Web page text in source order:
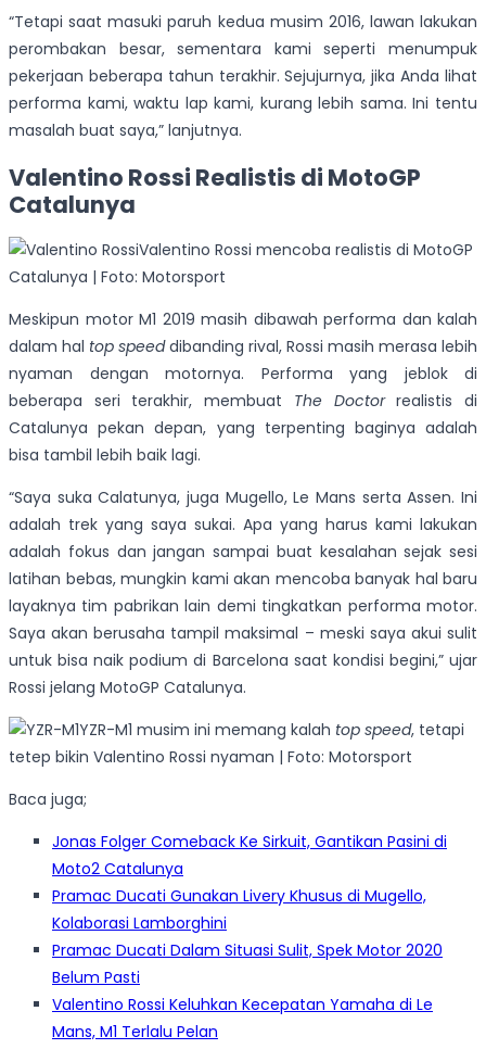
“Tetapi saat masuki paruh kedua musim 2016, lawan lakukan
perombakan besar, sementara kami seperti menumpuk
pekerjaan beberapa tahun terakhir. Sejujurnya, jika Anda lihat
performa kami, waktu lap kami, kurang lebih sama. Ini tentu
masalah buat saya,” lanjutnya.
Valentino Rossi Realistis di MotoGP
Catalunya
Valentino Rossi mencoba realistis di MotoGP
Catalunya | Foto: Motorsport
Meskipun motor M1 2019 masih dibawah performa dan kalah
dalam hal top speeddibanding rival, Rossi masih merasa lebih
nyaman dengan motornya. Performa yang jeblok di
beberapa seri terakhir, membuat The Doctorrealistis di
Catalunya pekan depan, yang terpenting baginya adalah
bisa tambil lebih baik lagi.
“Saya suka Calatunya, juga Mugello, Le Mans serta Assen. Ini
adalah trek yang saya sukai. Apa yang harus kami lakukan
adalah fokus dan jangan sampai buat kesalahan sejak sesi
latihan bebas, mungkin kami akan mencoba banyak hal baru
layaknya tim pabrikan lain demi tingkatkan performa motor.
Saya akan berusaha tampil maksimal – meski saya akui sulit
untuk bisa naik podium di Barcelona saat kondisi begini,” ujar
Rossi jelang MotoGP Catalunya.
YZR-M1 musim ini memang kalah top speed, tetapi
tetep bikin Valentino Rossi nyaman | Foto: Motorsport
Baca juga;
Jonas Folger Comeback Ke Sirkuit, Gantikan Pasini di
Moto2 Catalunya
Pramac Ducati Gunakan Livery Khusus di Mugello,
Kolaborasi Lamborghini
Pramac Ducati Dalam Situasi Sulit, Spek Motor 2020
Belum Pasti
Valentino Rossi Keluhkan Kecepatan Yamaha di Le
Mans, M1 Terlalu Pelan